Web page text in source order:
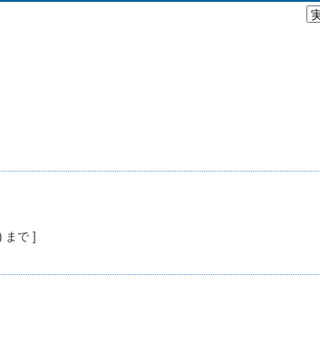
) まで ]